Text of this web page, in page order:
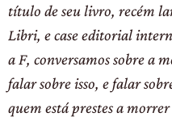
título de seu livro, recém
Libri, e case editorial
a F, conversamos sobre a
falar sobre isso, e falar
quem está prestes a